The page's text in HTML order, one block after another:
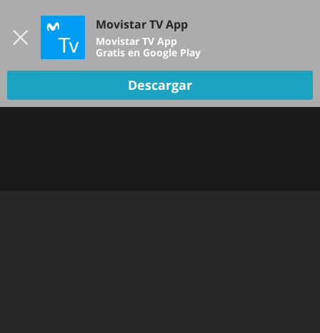
TV EN VIVO
Movistar TV App
Movistar TV App
Gratis en Google Play
Descargar